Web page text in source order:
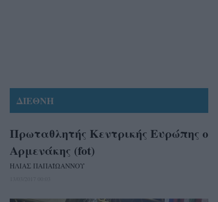
ΔΙΕΘΝΗ
Πρωταθλητής Κεντρικής Ευρώπης ο
Αρμενάκης (fot)
ΗΛΙΑΣ ΠΑΠΑΪΩΑΝΝΟΥ